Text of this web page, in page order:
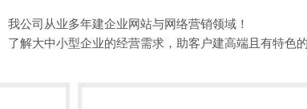
我公司从业多年建企业网站与网络营销领域！
了解大中小型企业的经营需求，助客户建高端且有特色